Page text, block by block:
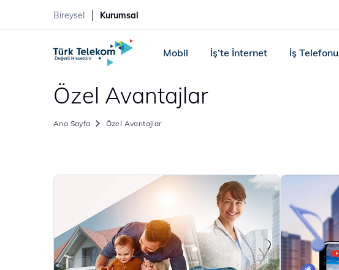
Bireysel Kurumsal
Mobil İş’te İnternet İş Telefonu
Özel Avantajlar
Ana Sayfa Özel Avantajlar